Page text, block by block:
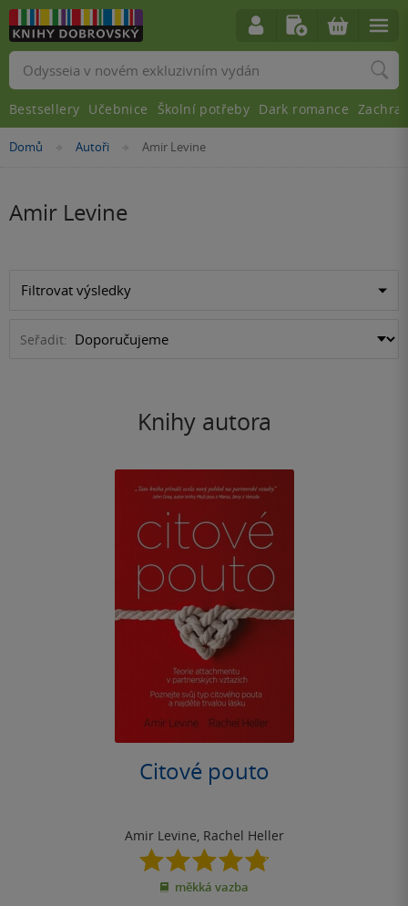
Nacházíte
Domů »Autoři »Amir Levine
Amir Levine
Filtrovat výsledky
Seřadit:
Knihy autora
Citové pouto
Amir Levine, Rachel Heller
4.8
z
5
měkká vazba
Vyhledávání
Bestsellery Učebnice Školní potřeby Dark romance